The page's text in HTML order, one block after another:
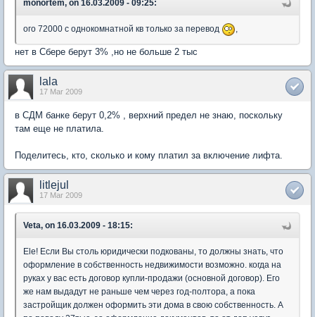
monortem, on 16.03.2009 - 09:25:
ого 72000 с однокомнатной кв только за перевод ,
нет в Сбере берут 3% ,но не больше 2 тыс
lala
17 Mar 2009
в СДМ банке берут 0,2% , верхний предел не знаю, поскольку
там еще не платила.
Поделитесь, кто, сколько и кому платил за включение лифта.
litlejul
17 Mar 2009
Veta, on 16.03.2009 - 18:15:
Ele! Если Вы столь юридически подкованы, то должны знать, что
оформление в собственность недвижимости возможно. когда на
руках у вас есть договор купли-продажи (основной договор). Его
же нам выдадут не раньше чем через год-полтора, а пока
застройщик должен оформить эти дома в свою собственность. А